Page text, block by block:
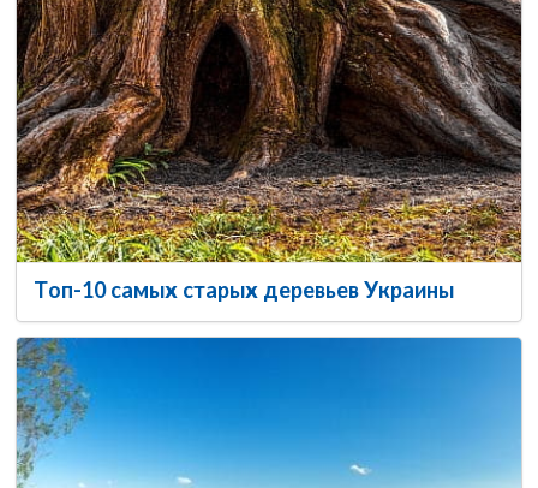
Топ-10 самых старых деревьев Украины